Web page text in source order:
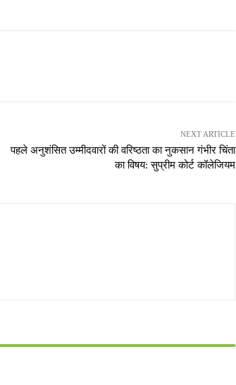
NEXT ARTICLE
पहले अनुशंसित उम्मीदवारों की वरिष्ठता का नुकसान गंभीर चिंता
का विषय: सुप्रीम कोर्ट कॉलेजियम